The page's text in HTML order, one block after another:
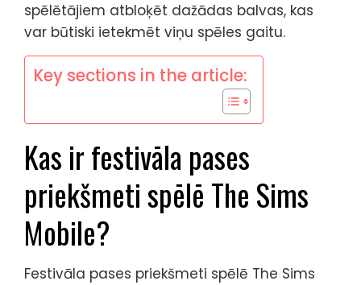
spēlētājiem atbloķēt dažādas balvas, kas
var būtiski ietekmēt viņu spēles gaitu.
Key sections in the article:
Kas ir festivāla pases
priekšmeti spēlē The Sims
Mobile?
Festivāla pases priekšmeti spēlē The Sims